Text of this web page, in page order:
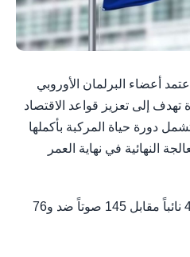
وام / اعتمد أعضاء البرلمان الأوروبي
تهدف إلى تعزيز قواعد الاقتصاد
دورة حياة المركبة بأكملها
النهائية في نهاية العمر
وحظيت هذه التدابير بدعم 431 نائباً مقابل 145 صوتاً ضد و76